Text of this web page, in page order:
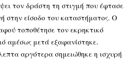
τον δράστη τη στιγμή που έφτασε
στην είσοδο του καταστήματος. Ο
τοποθέτησε τον εκρηκτικό
αμέσως μετά εξαφανίστηκε.
αργότερα σημειώθηκε η ισχυρή